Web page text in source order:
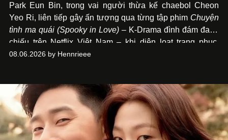
Park Eun Bin, trong vai người thừa kế chaebol Cheon
Yeo Ri, liên tiếp gây ấn tượng qua từng tập phim Chuyện
tình ma quái (Spooky in Love) – K-Drama đình đám đang
chiếu trên Netflix Việt Nam – khi diện loạt trang phục,
đồng hồ & trang sức xa xỉ tương xứng với địa vị trên màn
08.06.2026 by Hennrieee